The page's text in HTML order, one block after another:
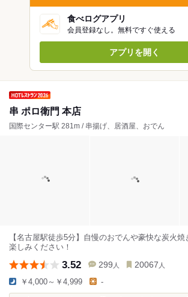
食べログアプリ
会員登録なし。無料ですぐ使える
アプリを開く
串 ポロ衛門 本店
国際センター駅 281m / 串揚げ、居酒屋、おでん
【名古屋駅徒歩5分】自慢のおでんや豪快な炭火
楽しみください！
3.52 299 人 20067 人
￥4,000～￥4,999 -